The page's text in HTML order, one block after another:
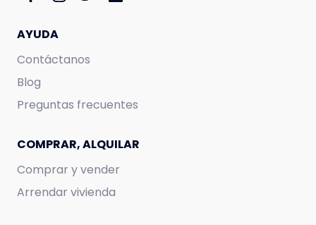
AYUDA
Contáctanos
Blog
Preguntas frecuentes
COMPRAR, ALQUILAR
Comprar y vender
Arrendar vivienda